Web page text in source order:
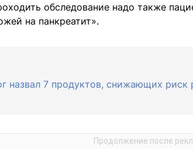
обследование надо также
на панкреатит».
назвал 7 продуктов, снижающих риск